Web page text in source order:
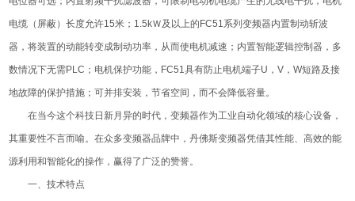
电缆（屏蔽）长度允许15米；1.5kＷ及以上的FC51系列变频器内置制动斩波
器，将装置的动能转变成制动功率，从而使电机减速；内置智能逻辑控制器，多
数情况下无需PLC；电机保护功能，FC51具有防止电机端子U，V，W短路及接
地故障的保护措施；可并排安装，节省空间，而不会降低容量。
在当今这个科技日新月异的时代，变频器作为工业自动化领域的核心设备，
其重要性不言而喻。在众多变频器品牌中，丹佛斯变频器凭借其性能、高效的能
源利用和智能化的操作，赢得了广泛的赞誉。
一、技术特点